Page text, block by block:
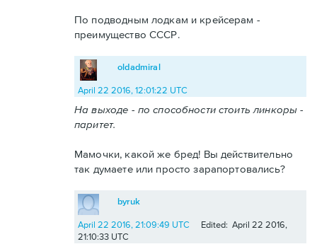
По подводным лодкам и крейсерам -
преимущество СССР.
oldadmiral
April 22 2016, 12:01:22 UTC
На выходе - по способности стоить линкоры -
паритет.
Мамочки, какой же бред! Вы действительно
так думаете или просто зарапортовались?
byruk
April 22 2016, 21:09:49 UTC
Edited: April 22 2016,
21:10:33 UTC